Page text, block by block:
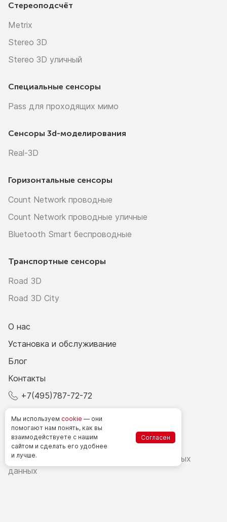
Стереоподсчёт
Metrix
Stereo 3D
Stereo 3D уличный
Специальные сенсоры
Pass для проходящих мимо
Сенсоры 3d-моделирования
Real-3D
Горизонтальные сенсоры
Count Network проводные
Count Network проводные уличные
Bluetooth Smart беспроводные
Транспортные сенсоры
Road 3D
Road 3D City
О нас
Установка и обслуживание
Блог
Контакты
+7(495)787-72-72
Счетчики посетителей в РФ
Политика в области обработки персональных
данных
Мы используем cookie — они
помогают нам понять, как вы
взаимодействуете с нашим
сайтом и сделать его удобнее
и лучше.
Согласен